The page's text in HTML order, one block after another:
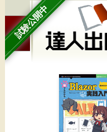
試験公開中